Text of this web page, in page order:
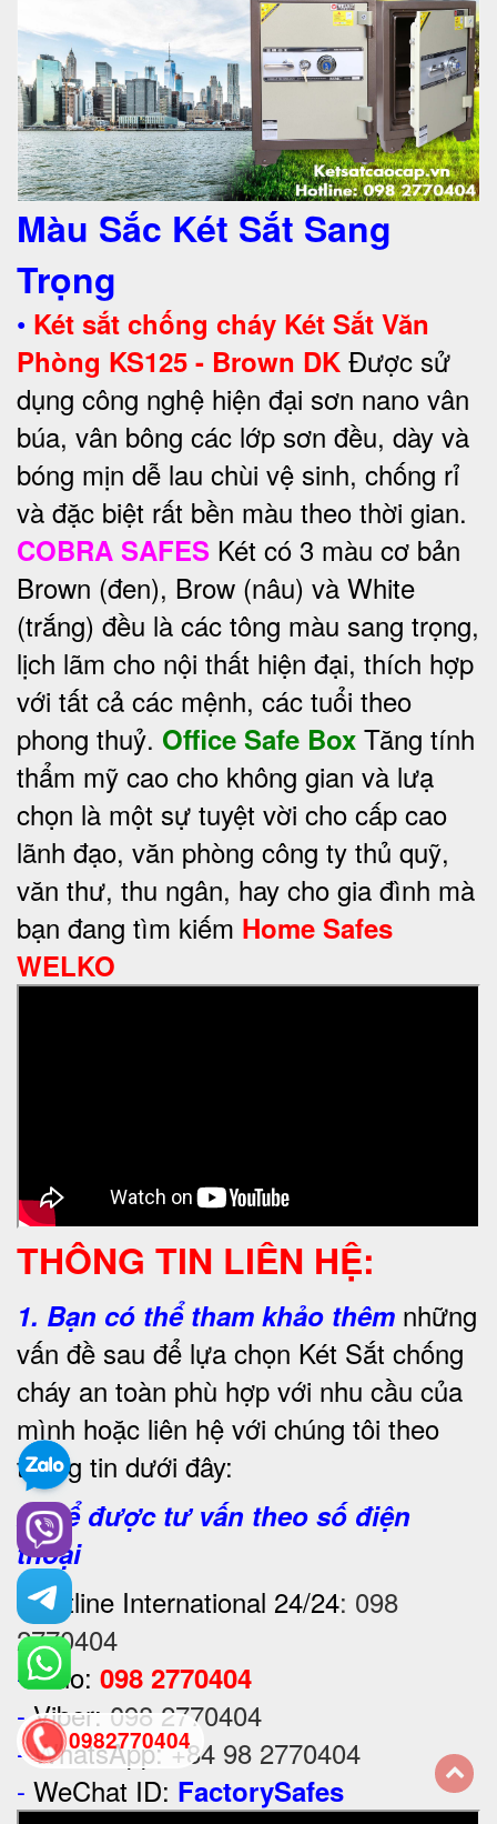
Màu Sắc Két Sắt Sang
Trọng
• Két sắt chống cháy Két Sắt Văn
Phòng KS125 - Brown DK Được sử
dụng công nghệ hiện đại sơn nano vân
búa, vân bông các lớp sơn đều, dày và
bóng mịn dễ lau chùi vệ sinh, chống rỉ
và đặc biệt rất bền màu theo thời gian.
COBRA SAFES Két có 3 màu cơ bản
Brown (đen), Brow (nâu) và White
(trắng) đều là các tông màu sang trọng,
lịch lãm cho nội thất hiện đại, thích hợp
với tất cả các mệnh, các tuổi theo
phong thuỷ. Office Safe Box Tăng tính
thẩm mỹ cao cho không gian và lưạ
chọn là một sự tuyệt vời cho cấp cao
lãnh đạo, văn phòng công ty thủ quỹ,
văn thư, thu ngân, hay cho gia đình mà
bạn đang tìm kiếm Home Safes
WELKO
THÔNG TIN LIÊN HỆ:
1. Bạn có thể tham khảo thêm những
vấn đề sau để lựa chọn Két Sắt chống
cháy an toàn phù hợp với nhu cầu của
mình hoặc liên hệ với chúng tôi theo
thông tin dưới đây:
2. Để được tư vấn theo số điện
thoại
- Hotline International 24/24: 098
2770404
- Zalo: 098 2770404
- Viber: 098 2770404
- WhatsApp:+84 98 2770404
- WeChat ID: FactorySafes
0982770404
back